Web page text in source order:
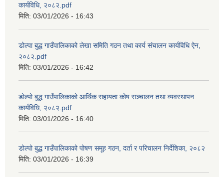
कार्यविधि, २०८२.pdf
मिति: 03/01/2026 - 16:43
डोल्पा बुद्ध गाउँपालिकाको लेखा समिति गठन तथा कार्य संचालन कार्यविधि ऐन,
२०८२.pdf
मिति: 03/01/2026 - 16:42
डोल्पो बुद्ध गाउँपालिकाको आर्थिक सहायता कोष सञ्चालन तथा व्यवस्थापन
कार्यविधि, २०८२.pdf
मिति: 03/01/2026 - 16:40
डोल्पो बुद्ध गाउँपालिकाको पोषण समूह गठन, दर्ता र परिचालन निर्देशिका, २०८२
मिति: 03/01/2026 - 16:39